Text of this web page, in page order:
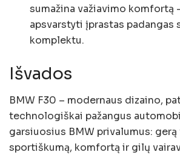
sumažina važiavimo komfortą
apsvarstyti įprastas padangas
komplektu.
Išvados
BMW F30 – modernaus dizaino,
technologiškai pažangus
garsiuosius BMW privalumus: gerą
sportiškumą, komfortą ir gilų